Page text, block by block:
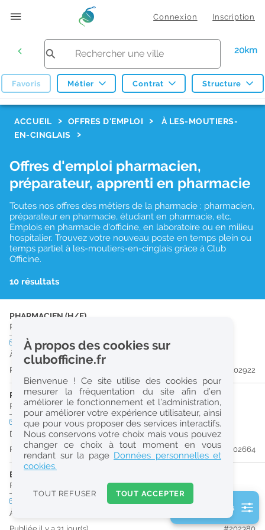
Connexion Inscription
20km
Favoris Métier Contrat Structure
e
Réinitialiser
2
0
k
m
Consulter les offres de la France d'outre-mer
ACCUEIL OFFRES D'EMPLOI
À LES-MOUTIERS-
EN-CINGLAIS
Offres d'emploi pharmacien,
préparateur, apprenti en pharmacie
Toutes nos offres des métiers de la pharmacie : pharmacien,
préparateur en pharmacie, étudiant en pharmacie, etc.
Emplois en pharmacie d'officine, en laboratoire ou en milieu
hospitalier. Trouvez votre nouveau poste en temps plein ou
temps partiel à les-moutiers-en-cinglais grâce à Club
Officine.
10 résultats
PHARMACIEN (H/F)
Pharmacie d'Officine
CDItemps partiel Logement
À partir du 26/08/26
Publiée il y a 22 jour(s)
#202922
PHARMACIEN (H/F)
Pharmacie d'Officine| 14123Cormelles-Le-Royal
CDItemps plein
Dès que possible
Publiée il y a 25 jour(s)
#202664
ETUDIANT EN PHARMACIE (H/F)
Pharmacie d'Officine 14690Pont-D'Ouilly
Logement
À partir du 28/08/26
2 filtre(s) actifs
À propos des cookies sur
clubofficine.fr
Bienvenue ! Ce site utilise des cookies pour
mesurer la fréquentation du site afin d’en
améliorer le fonctionnement et l’administration,
pour améliorer votre expérience utilisateur, ainsi
que pour vous proposer des services interactifs.
Nous conservons votre choix mais vous pouvez
changer ce choix à tout moment en vous
rendant sur la page Données personnelles et
cookies.
TOUT REFUSER TOUT ACCEPTER